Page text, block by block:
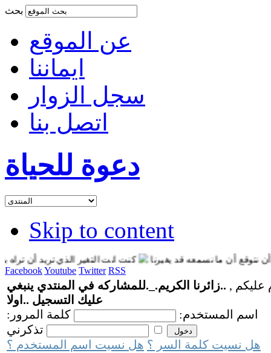
عن الموقع
ايماننا
سجل الزوار
اتصل بنا
دعوة للحياة
Skip to content
أن ما نسمعه قد يغيرنا
كنت انت التغير الذي تريد أن تراه
FacebookYoutube Twitter RSS
عليكم , ..زائرنا الكريم._.للمشاركه في المنتدي ينبغي
عليك التسجيل ..اولا
اسم المستخدم:
كلمة المرور:
هل نسيت كلمة السر ؟ هل نسيت اسم المستخدم ؟